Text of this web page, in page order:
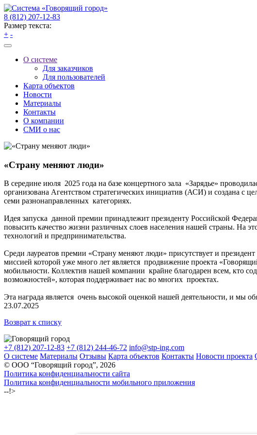
8 (812) 207-12-83
Размер текста:
+ -
О системе
Для заказчиков
Для пользователей
Карта объектов
Новости
Материалы
Контакты
О компании
СМИ о нас
«Страну меняют люди»
В середине июля 2025 года на базе концертного зала «Зарядье»
организована Агентством стратегических инициатив (АСИ) и создана с
семи разнонаправленных категориях.
Идея запуска данной премии принадлежит президенту Российской
повысить качество жизни различных слоев населения нашей страны. На
технологий и предпринимательства.
Среди лауреатов премии «Страну меняют люди» присутствует и
миссией которой уже много лет является продвижение проекта
мобильности. Коллектив нашей компании крайне благодарен всем, кто
возможностей», которая поддерживает нас во многих проектах.
Эта награда является очень высокой оценкой нашей деятельности, и мы
23.07.2025
Возврат к списку
+7 (812) 207-12-83 +7 (812) 244-46-72 info@stp-ing.com
О системе Материалы Отзывы Карта объектов Контакты Новости проекта
© ООО “Говорящий город”, 2026
Политика конфиденциальности сайта
Политика конфиденциальности мобильного приложения
--!>